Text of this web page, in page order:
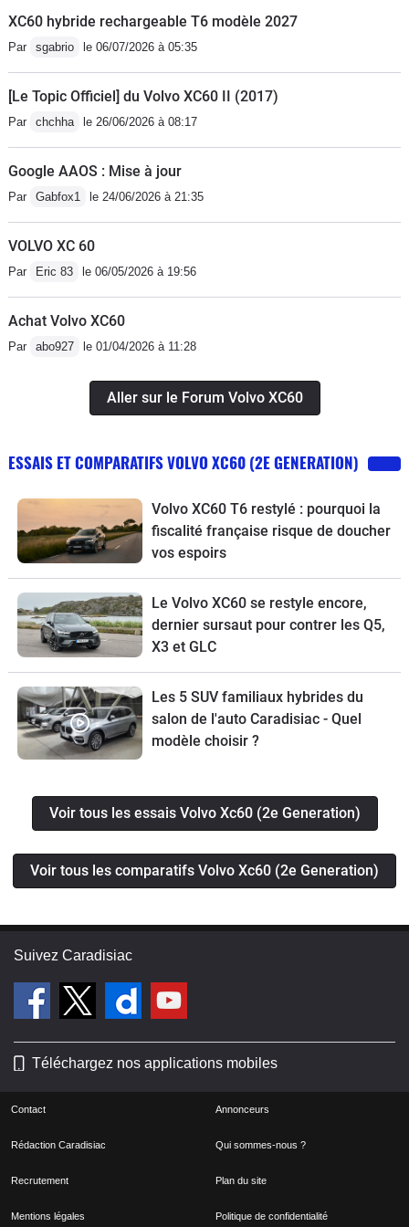
XC60 hybride rechargeable T6 modèle 2027
Par sgabrio le 06/07/2026 à 05:35
[Le Topic Officiel] du Volvo XC60 II (2017)
Par chchha le 26/06/2026 à 08:17
Google AAOS : Mise à jour
Par Gabfox1 le 24/06/2026 à 21:35
VOLVO XC 60
Par Eric 83 le 06/05/2026 à 19:56
Achat Volvo XC60
Par abo927 le 01/04/2026 à 11:28
Aller sur le Forum Volvo XC60
ESSAIS ET COMPARATIFS VOLVO XC60 (2E GENERATION)
Volvo XC60 T6 restylé : pourquoi la
fiscalité française risque de doucher
vos espoirs
Le Volvo XC60 se restyle encore,
dernier sursaut pour contrer les Q5,
X3 et GLC
Les 5 SUV familiaux hybrides du
salon de l'auto Caradisiac - Quel
modèle choisir ?
Voir tous les essais Volvo Xc60 (2e Generation)
Voir tous les comparatifs Volvo Xc60 (2e Generation)
Suivez Caradisiac
Téléchargez nos applications mobiles
Contact Annonceurs
Rédaction Caradisiac Qui sommes-nous ?
Recrutement Plan du site
Mentions légales Politique de confidentialité